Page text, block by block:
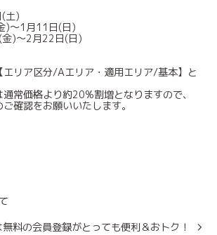
土)
)～1月11日(日)
)～2月22日(日)
エリア区分/Aエリア・適用エリア/基本】と
通常価格より約20%割増となりますので、
確認をお願いいたします。
料の会員登録がとっても便利＆おトク！